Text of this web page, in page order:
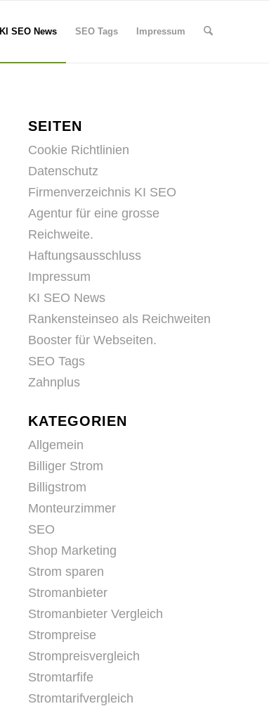
KI SEO News SEO Tags Impressum
SEITEN
Cookie Richtlinien
Datenschutz
Firmenverzeichnis KI SEO
Agentur für eine grosse
Reichweite.
Haftungsausschluss
Impressum
KI SEO News
Rankensteinseo als Reichweiten
Booster für Webseiten.
SEO Tags
Zahnplus
KATEGORIEN
Allgemein
Billiger Strom
Billigstrom
Monteurzimmer
SEO
Shop Marketing
Strom sparen
Stromanbieter
Stromanbieter Vergleich
Strompreise
Strompreisvergleich
Stromtarfife
Stromtarifvergleich